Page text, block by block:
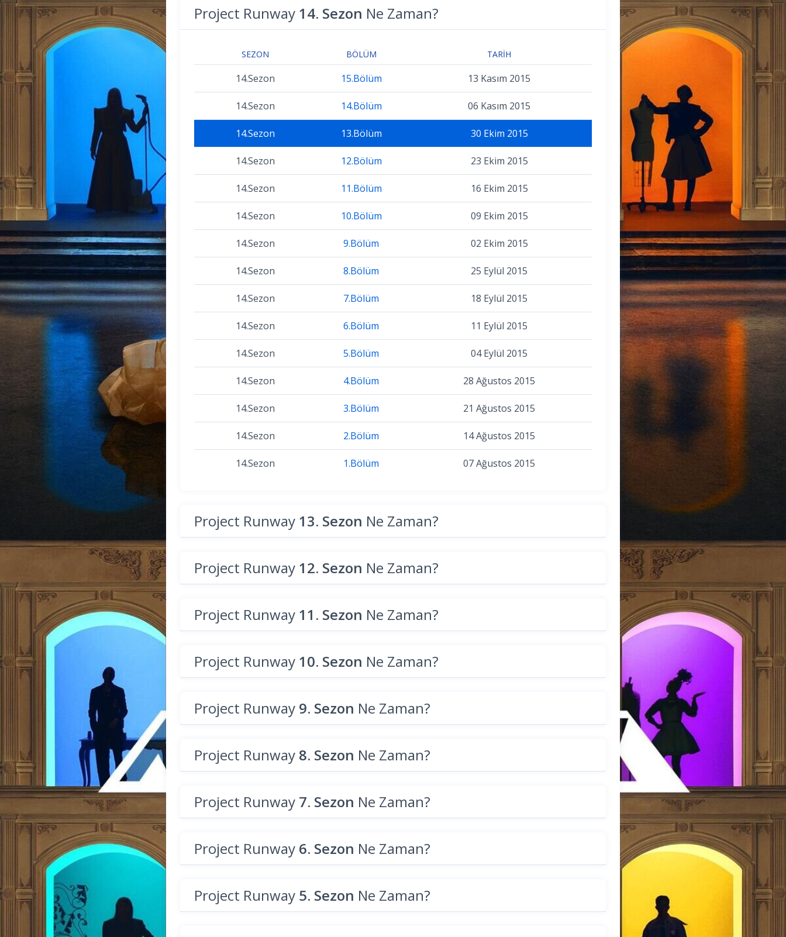
Project Runway 14. Sezon Ne Zaman?
SEZON BÖLÜM TARIH
14.Sezon 15.Bölüm 13 Kasım 2015
14.Sezon 14.Bölüm 06 Kasım 2015
14.Sezon 13.Bölüm 30 Ekim 2015
14.Sezon 12.Bölüm 23 Ekim 2015
14.Sezon 11.Bölüm 16 Ekim 2015
14.Sezon 10.Bölüm 09 Ekim 2015
14.Sezon 9.Bölüm 02 Ekim 2015
14.Sezon 8.Bölüm 25 Eylül 2015
14.Sezon 7.Bölüm 18 Eylül 2015
14.Sezon 6.Bölüm 11 Eylül 2015
14.Sezon 5.Bölüm 04 Eylül 2015
14.Sezon 4.Bölüm 28 Ağustos 2015
14.Sezon 3.Bölüm 21 Ağustos 2015
14.Sezon 2.Bölüm 14 Ağustos 2015
14.Sezon 1.Bölüm 07 Ağustos 2015
Project Runway 13. Sezon Ne Zaman?
Project Runway 12. Sezon Ne Zaman?
Project Runway 11. Sezon Ne Zaman?
Project Runway 10. Sezon Ne Zaman?
Project Runway 9. Sezon Ne Zaman?
Project Runway 8. Sezon Ne Zaman?
Project Runway 7. Sezon Ne Zaman?
Project Runway 6. Sezon Ne Zaman?
Project Runway 5. Sezon Ne Zaman?